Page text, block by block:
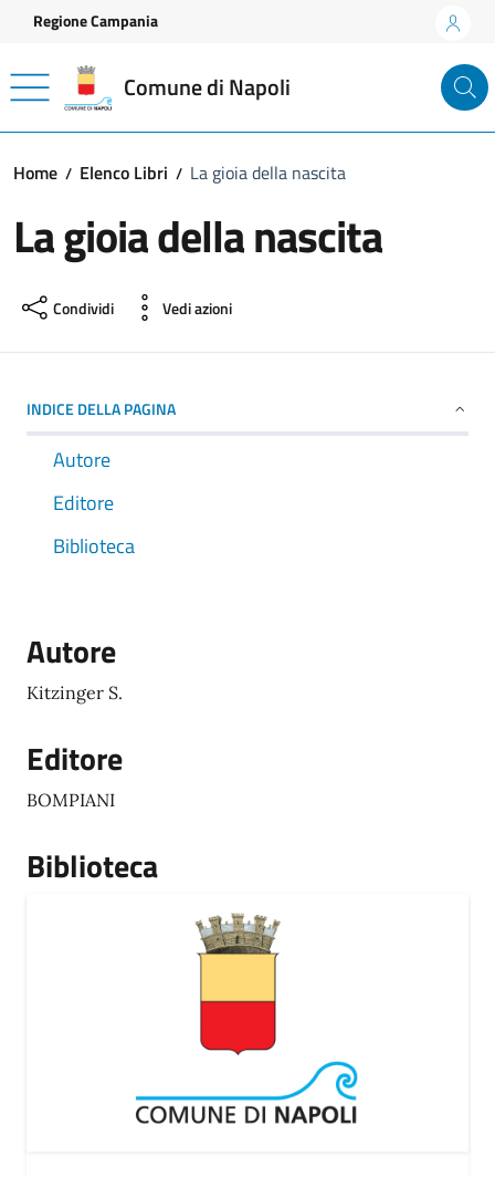
Vai ai contenuti
Vai al footer
Regione Campania
Comune di Napoli
Home Elenco Libri La gioia della nascita
La gioia della nascita
Condividi Vedi azioni
INDICE DELLA PAGINA
Autore
Editore
Biblioteca
Autore
Kitzinger S.
Editore
BOMPIANI
Biblioteca